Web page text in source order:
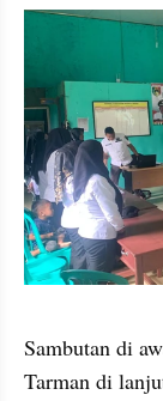
Sambutan di
Tarman di